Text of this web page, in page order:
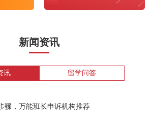
新闻资讯
讯 留学问答
骤，万能班长申诉机构推荐